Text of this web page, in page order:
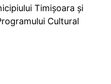
Timișoara și
Cultural